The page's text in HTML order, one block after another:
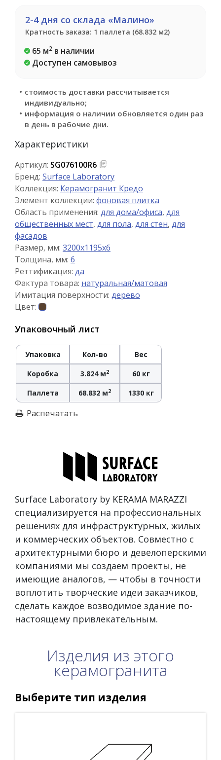
2-4 дня со склада «Малино»
Кратность заказа: 1 паллета (68.832 м2)
65 м2 в наличии
Доступен самовывоз
стоимость доставки рассчитывается
индивидуально;
информация о наличии обновляется один раз
в день в рабочие дни.
Характеристики
Артикул: SG076100R6
Бренд: Surface Laboratory
Коллекция: Керамогранит Кредо
Элемент коллекции: фоновая плитка
Область применения: для дома/офиса, для
общественных мест, для пола, для стен, для
фасадов
Размер, мм: 3200x1195x6
Толщина, мм: 6
Реттификация: да
Фактура товара: натуральная/матовая
Имитация поверхности: дерево
Цвет:
Упаковочный лист
Упаковка Кол-во Вес
Коробка 3.824 м2 60 кг
Паллета 68.832 м2 1330 кг
Распечатать
Surface Laboratory by KERAMA MARAZZI
специализируется на профессиональных
решениях для инфраструктурных, жилых
и коммерческих объектов. Совместно с
архитектурными бюро и девелоперскими
компаниями мы создаем проекты, не
имеющие аналогов, — чтобы в точности
воплотить творческие идеи заказчиков,
сделать каждое возводимое здание по-
настоящему привлекательным.
Изделия из этого
керамогранита
Выберите тип изделия